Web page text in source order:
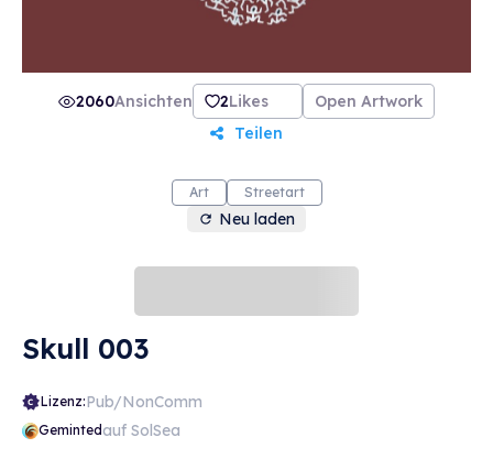
2060Ansichten 2Likes
Open Artwork
Teilen
Art Streetart
Neu laden
Skull 003
Lizenz:Pub/NonComm
Gemintedauf SolSea